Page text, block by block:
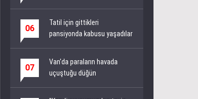
06
Tatil için gittikleri
pansiyonda kabusu yaşadılar
07
Van'da paraların havada
uçuştuğu düğün